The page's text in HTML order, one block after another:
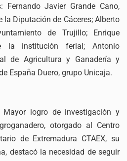
Fernando Javier Grande Cano,
la Diputación de Cáceres; Alberto
de Trujillo; Enrique
la institución ferial; Antonio
de Agricultura y Ganadería y
España Duero, grupo Unicaja.
logro de investigación y
otorgado al Centro
de Extremadura CTAEX, su
destacó la necesidad de seguir